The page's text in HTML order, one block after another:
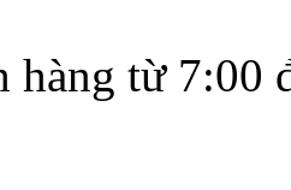
hàng từ 7:00